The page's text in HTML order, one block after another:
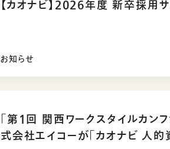
【カオナビ】2026年度 新卒採用
お知らせ
「第1回 関西ワークスタイルカンフ
式会社エイコーが「カオナビ 人的